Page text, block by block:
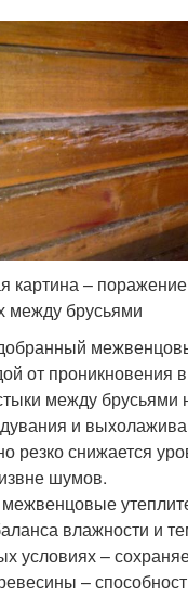
картина –
между брусьями
от проникновения
между брусьями
и
резко снижается
шумов.
влажности и
условиях –
–